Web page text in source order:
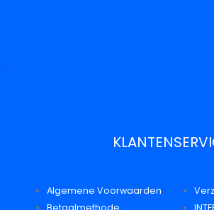
Algemene Voorwaarden
Betaalmethode